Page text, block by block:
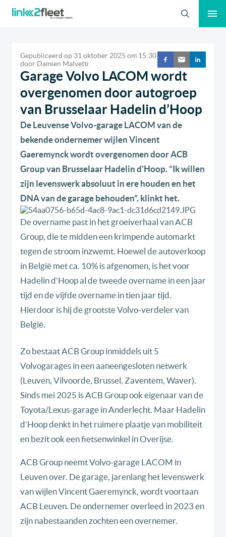
Zoeken
Gepubliceerd op 31 oktober 2025 om 15:30
door Damien Malvetti
Garage Volvo LACOM wordt
overgenomen door autogroep
van Brusselaar Hadelin d’Hoop
De Leuvense Volvo-garage LACOM van de
bekende ondernemer wijlen Vincent
Gaeremynck wordt overgenomen door ACB
Group van Brusselaar Hadelin d’Hoop. “Ik willen
zijn levenswerk absoluut in ere houden en het
DNA van de garage behouden”, klinkt het.
De overname past in het groeiverhaal van ACB
Group, die te midden een krimpende automarkt
tegen de stroom inzwemt. Hoewel de autoverkoop
in België met ca. 10% is afgenomen, is het voor
Hadelin d’Hoop al de tweede overname in een jaar
tijd en de vijfde overname in tien jaar tijd.
Hierdoor is hij de grootste Volvo-verdeler van
België.
Zo bestaat ACB Group inmiddels uit 5
Volvogarages in een aaneengesloten netwerk
(Leuven, Vilvoorde, Brussel, Zaventem, Waver).
Sinds mei 2025 is ACB Group ook eigenaar van de
Toyota/Lexus-garage in Anderlecht. Maar Hadelin
d’Hoop denkt in het ruimere plaatje van mobiliteit
en bezit ook een fietsenwinkel in Overijse.
ACB Group neemt Volvo-garage LACOM in
Leuven over. De garage, jarenlang het levenswerk
van wijlen Vincent Gaeremynck, wordt voortaan
ACB Leuven. De ondernemer overleed in 2023 en
zijn nabestaanden zochten een overnemer.